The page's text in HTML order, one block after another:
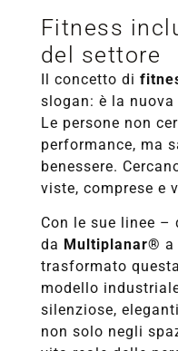
Fitness
del settore
Il concetto di
slogan: è la
Le persone non
performance, ma
benessere.
viste, comprese e
Con le sue linee –
da Multiplanar® a
trasformato
modello
silenziose,
non solo negli